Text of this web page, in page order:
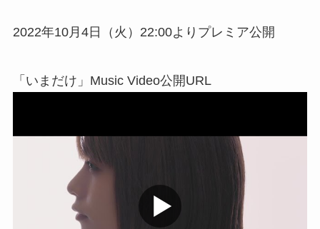
2022年10月4日（火）22:00よりプレミア公開
「いまだけ」Music Video公開URL